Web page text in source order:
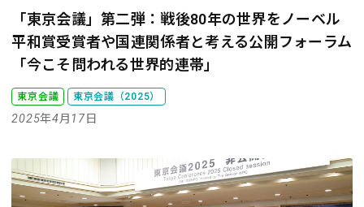
「東京会議」第二弾：戦後80年の世界をノーベル
平和賞受賞者や国連関係者と考える公開フォーラム
「今こそ問われる世界的連帯」
東京会議 東京会議（2025）
2025年4月17日